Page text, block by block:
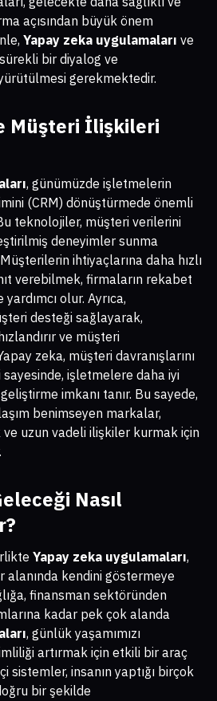
açısından büyük önem
Yapay zeka uygulamaları ve
bir diyalog ve
gerekmektedir.
Müşteri İlişkileri
, günümüzde işletmelerin
(CRM) dönüştürmede önemli
teknolojiler, müşteri verilerini
deneyimler sunma
ihtiyaçlarına daha hızlı
verebilmek, firmaların rekabet
olur. Ayrıca,
desteği sağlayarak,
ve müşteri
zeka, müşteri davranışlarını
işletmelere daha iyi
imkanı tanır. Bu sayede,
benimseyen markalar,
uzun vadeli ilişkiler kurmak için
Nasıl
Yapay zeka uygulamaları,
alanında kendini göstermeye
finansman sektöründen
kadar pek çok alanda
, günlük yaşamımızı
artırmak için etkili bir araç
sistemler, insanın yaptığı birçok
bir şekilde